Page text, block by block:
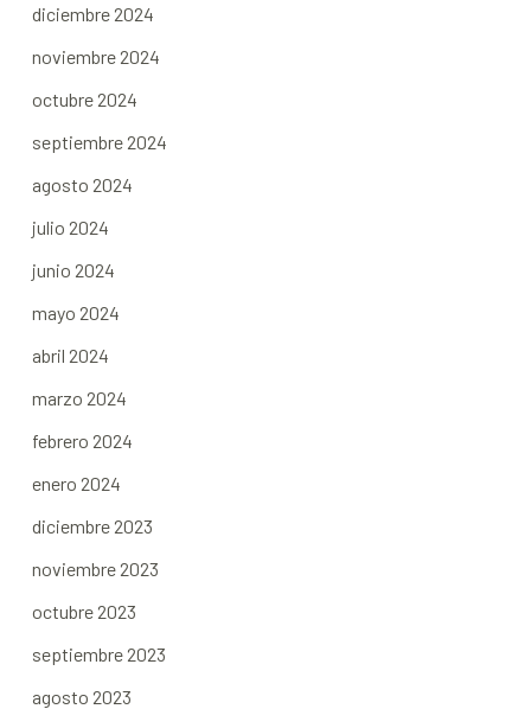
diciembre 2024
noviembre 2024
octubre 2024
septiembre 2024
agosto 2024
julio 2024
junio 2024
mayo 2024
abril 2024
marzo 2024
febrero 2024
enero 2024
diciembre 2023
noviembre 2023
octubre 2023
septiembre 2023
agosto 2023